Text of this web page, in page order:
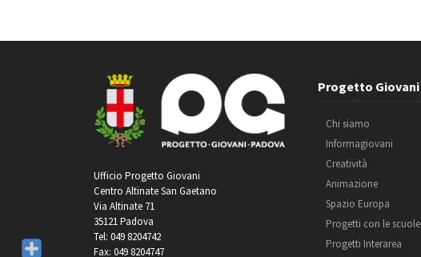
Ufficio Progetto Giovani
Centro Altinate San Gaetano
Via Altinate 71
35121 Padova
Tel: 049 8204742
Fax: 049 8204747
Progetto Giovani
Chi siamo
Informagiovani
Creatività
Animazione
Spazio Europa
Progetti con le scuole
Progetti Interarea